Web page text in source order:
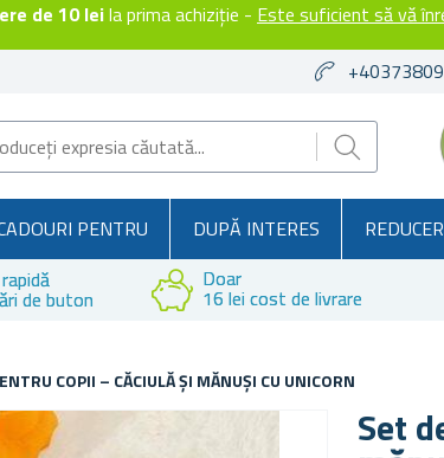
de 10 leila prima achiziție - Este suficient să vă
PENTRU DUPĂ INTERES
de buton
Doar
16 lei cost de livrare
COPII – CĂCIULĂ ȘI MĂNUȘI CU UNICORN
Set